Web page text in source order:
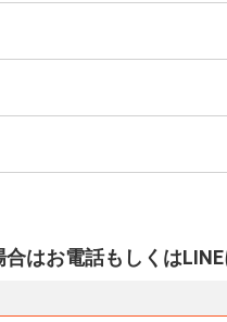
合はお電話もしくは